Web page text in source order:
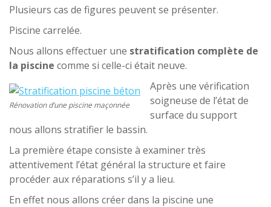
Plusieurs cas de figures peuvent se présenter.
Piscine carrelée.
Nous allons effectuer une stratification complète de
la piscine comme si celle-ci était neuve.
Rénovation d’une piscine maçonnée
Après une vérification
soigneuse de l’état de
surface du support
nous allons stratifier le bassin.
La première étape consiste à examiner très
attentivement l’état général la structure et faire
procéder aux réparations s’il y a lieu.
En effet nous allons créer dans la piscine une